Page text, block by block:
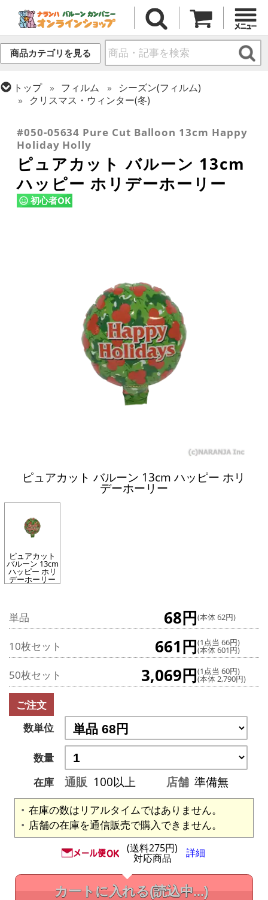
商品カテゴリを見る
トップ フィルム
シーズン(フィルム)
クリスマス・ウィンター(冬)
#050-05634 Pure Cut Balloon 13cm Happy
Holiday Holly
ピュアカット バルーン 13cm
ハッピー ホリデーホーリー
初心者OK
ピュアカット バルーン 13cm ハッピー ホリ
デーホーリー
ピュアカット
バルーン 13cm
ハッピー ホリ
デーホーリー
単品 68円(本体 62円)
10枚セット 661円(1点当 66円)
(本体 601円)
50枚セット 3,069円(1点当 60円)
(本体 2,790円)
ご注文
数単位
数量
在庫
通販 100以上 店舗 準備無
在庫の数はリアルタイムではありません。
店舗の在庫を通信販売で購入できません。
(送料275円)
対応商品 詳細
カートに入れる(読込中...)